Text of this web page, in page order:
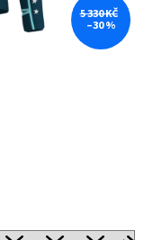
5 330 KČ
–30 %